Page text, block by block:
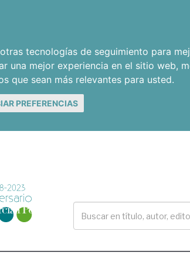
tecnologías de seguimiento para
una mejor experiencia en el sitio web,
que sean más relevantes para usted.
PREFERENCIAS